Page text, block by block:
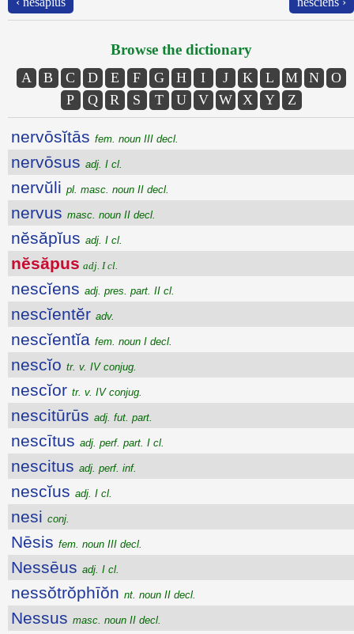
Browse the dictionary
A B C D E F G H I J K L M N
O
P
Q R S T U V W X Y Z
nervōsĭtās fem. noun III decl.
nervōsus adj. I cl.
nervŭli pl. masc. noun II decl.
nervus masc. noun II decl.
nĕsăpĭus adj. I cl.
nĕsăpus adj. I cl.
nescĭens adj. pres. part. II cl.
nescĭentĕr adv.
nescĭentĭa fem. noun I decl.
nescĭo tr. v. IV conjug.
nescĭor tr. v. IV conjug.
nescitūrūs adj. fut. part.
nescītus adj. perf. part. I cl.
nescitus adj. perf. inf.
nescĭus adj. I cl.
nesi conj.
Nēsis fem. noun III decl.
Nessēus adj. I cl.
nessŏtrŏphīŏn nt. noun II decl.
Nessus masc. noun II decl.